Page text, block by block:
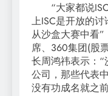
“大家都说ISC
上ISC是开放的
从沙盒大赛中看
席、360集团(股
长周鸿祎表示：
公司，那些代表
没有功成名就之